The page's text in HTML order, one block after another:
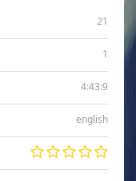
21
1
4:43:9
english